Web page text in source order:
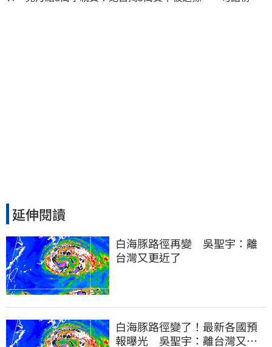
延伸閱讀
白海豚路徑再變　吳聖宇：離
台灣又更近了
白海豚路徑變了！最新各國預
報曝光 吳聖宇：離台灣又更